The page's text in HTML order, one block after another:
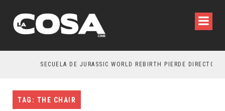
SECUELA DE JURASSIC WORLD REBIRTH PIERDE DIRECTOR
TAG: THE CHAIR